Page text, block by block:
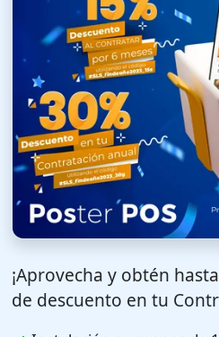
¡Aprovecha y obtén
de descuento en tu